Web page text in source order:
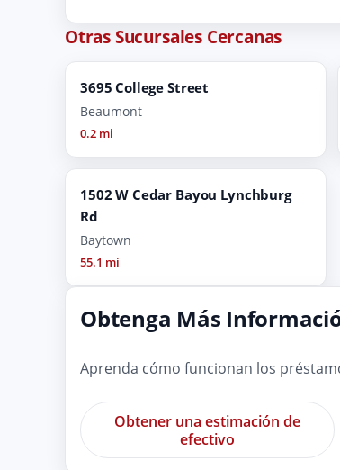
Otras Sucursales Cercanas
3695 College Street
Beaumont
0.2 mi
1502 W Cedar Bayou Lynchburg
Rd
Baytown
55.1 mi
Obtenga Más
Aprenda cómo funcionan los
Obtener una estimación de
efectivo